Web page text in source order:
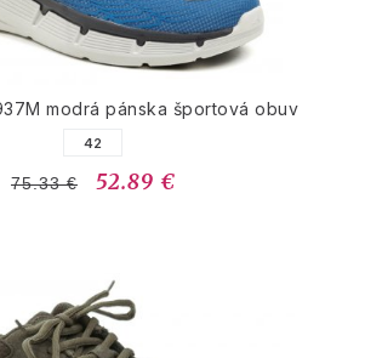
modrá pánska športová obuv
42
75.33 € 52.89 €